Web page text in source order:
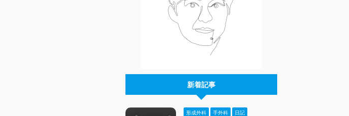
新着記事
形成外科 手外科 日記